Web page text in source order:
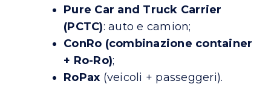
Pure Car and Truck Carrier
(PCTC): auto e camion;
ConRo (combinazione container
+ Ro-Ro);
RoPax (veicoli + passeggeri).